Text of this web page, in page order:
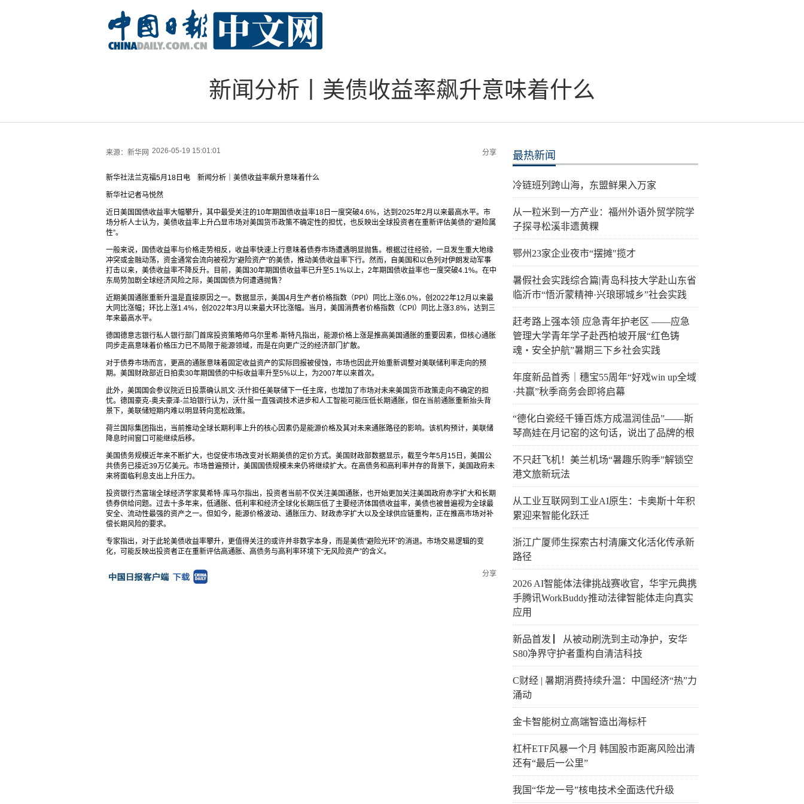
新闻分析丨美债收益率飙升意味着什么
来源： 新华网 2026-05-19 15:01:01 分享
新华社法兰克福5月18日电 新闻分析｜美债收益率飙升意味着什么
新华社记者马悦然
近日美国国债收益率大幅攀升，其中最受关注的10年期国债收益率18日一度突破4.6%，达到2025年2月以来最高水平。市
场分析人士认为，美债收益率上升凸显市场对美国货币政策不确定性的担忧，也反映出全球投资者在重新评估美债的“避险属
性”。
一般来说，国债收益率与价格走势相反，收益率快速上行意味着债券市场遭遇明显抛售。根据过往经验，一旦发生重大地缘
冲突或金融动荡，资金通常会流向被视为“避险资产”的美债，推动美债收益率下行。然而，自美国和以色列对伊朗发动军事
打击以来，美债收益率不降反升。目前，美国30年期国债收益率已升至5.1%以上，2年期国债收益率也一度突破4.1%。在中
东局势加剧全球经济风险之际，美国国债为何遭遇抛售？
近期美国通胀重新升温是直接原因之一。数据显示，美国4月生产者价格指数（PPI）同比上涨6.0%，创2022年12月以来最
大同比涨幅；环比上涨1.4%，创2022年3月以来最大环比涨幅。当月，美国消费者价格指数（CPI）同比上涨3.8%，达到三
年来最高水平。
德国德意志银行私人银行部门首席投资策略师乌尔里希·斯特凡指出，能源价格上涨是推高美国通胀的重要因素，但核心通胀
同步走高意味着价格压力已不局限于能源领域，而是在向更广泛的经济部门扩散。
对于债券市场而言，更高的通胀意味着固定收益资产的实际回报被侵蚀，市场也因此开始重新调整对美联储利率走向的预
期。美国财政部近日拍卖30年期国债的中标收益率升至5%以上，为2007年以来首次。
此外，美国国会参议院近日投票确认凯文·沃什担任美联储下一任主席，也增加了市场对未来美国货币政策走向不确定的担
忧。德国豪克-奥夫豪泽-兰珀银行认为，沃什虽一直强调技术进步和人工智能可能压低长期通胀，但在当前通胀重新抬头背
景下，美联储短期内难以明显转向宽松政策。
荷兰国际集团指出，当前推动全球长期利率上升的核心因素仍是能源价格及其对未来通胀路径的影响。该机构预计，美联储
降息时间窗口可能继续后移。
美国债务规模近年来不断扩大，也促使市场改变对长期美债的定价方式。美国财政部数据显示，截至今年5月15日，美国公
共债务已接近39万亿美元。市场普遍预计，美国国债规模未来仍将继续扩大。在高债务和高利率并存的背景下，美国政府未
来将面临利息支出上升压力。
投资银行杰富瑞全球经济学家莫希特·库马尔指出，投资者当前不仅关注美国通胀，也开始更加关注美国政府赤字扩大和长期
债券供给问题。过去十多年来，低通胀、低利率和经济全球化长期压低了主要经济体国债收益率，美债也被普遍视为全球最
安全、流动性最强的资产之一。但如今，能源价格波动、通胀压力、财政赤字扩大以及全球供应链重构，正在推高市场对补
偿长期风险的要求。
专家指出，对于此轮美债收益率攀升，更值得关注的或许并非数字本身，而是美债“避险光环”的消退。市场交易逻辑的变
化，可能反映出投资者正在重新评估高通胀、高债务与高利率环境下“无风险资产”的含义。
分享
最热新闻
冷链班列跨山海，东盟鲜果入万家
从一粒米到一方产业：福州外语外贸学院学
子探寻松溪非遗黄粿
鄂州23家企业夜市“摆摊"揽才
暑假社会实践综合篇|青岛科技大学赴山东省
临沂市“悟沂蒙精神·兴琅琊城乡”社会实践
赶考路上强本领 应急青年护老区 ——应急
管理大学青年学子赴西柏坡开展“红色铸
魂・安全护航”暑期三下乡社会实践
年度新品首秀｜穗宝55周年“好戏win up全域
·共赢”秋季商务会即将启幕
“德化白瓷经千锤百炼方成温润佳品”——斯
琴高娃在月记窑的这句话，说出了品牌的根
不只赶飞机！美兰机场“暑趣乐购季”解锁空
港文旅新玩法
从工业互联网到工业AI原生：卡奥斯十年积
累迎来智能化跃迁
浙江广厦师生探索古村清廉文化活化传承新
路径
2026 AI智能体法律挑战赛收官，华宇元典携
手腾讯WorkBuddy推动法律智能体走向真实
应用
新品首发 ▏从被动刷洗到主动净护，安华
S80净界守护者重构自清洁科技
C财经 | 暑期消费持续升温：中国经济“热”力
涌动
金卡智能树立高端智造出海标杆
杠杆ETF风暴一个月 韩国股市距离风险出清
还有“最后一公里”
我国“华龙一号”核电技术全面迭代升级